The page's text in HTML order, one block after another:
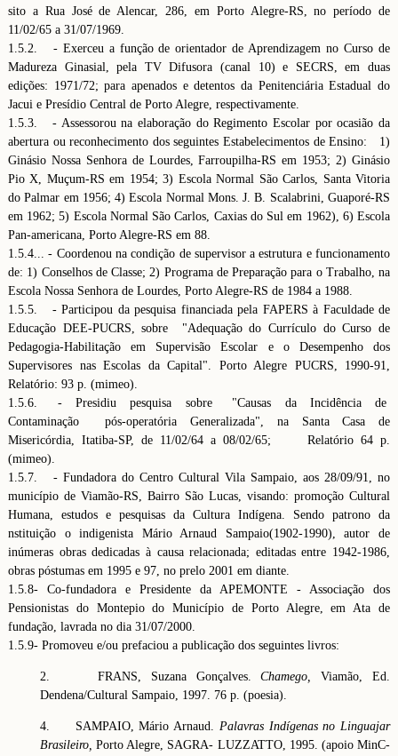
sito a Rua José de Alencar, 286, em Porto Alegre-RS, no período de
11/02/65 a 31/07/1969.
1.5.2. - Exerceu a função de orientador de Aprendizagem no Curso de
Madureza Ginasial, pela TV Difusora (canal 10) e SECRS, em duas
edições: 1971/72; para apenados e detentos da Penitenciária Estadual do
Jacui e Presídio Central de Porto Alegre, respectivamente.
1.5.3. - Assessorou na elaboração do Regimento Escolar por ocasião da
abertura ou reconhecimento dos seguintes Estabelecimentos de Ensino: 1)
Ginásio Nossa Senhora de Lourdes, Farroupilha-RS em 1953; 2) Ginásio
Pio X, Muçum-RS em 1954; 3) Escola Normal São Carlos, Santa Vitoria
do Palmar em 1956; 4) Escola Normal Mons. J. B. Scalabrini, Guaporé-RS
em 1962; 5) Escola Normal São Carlos, Caxias do Sul em 1962), 6) Escola
Pan-americana, Porto Alegre-RS em 88.
1.5.4... - Coordenou na condição de supervisor a estrutura e funcionamento
de: 1) Conselhos de Classe; 2) Programa de Preparação para o Trabalho, na
Escola Nossa Senhora de Lourdes, Porto Alegre-RS de 1984 a 1988.
1.5.5. - Participou da pesquisa financiada pela FAPERS à Faculdade de
Educação DEE-PUCRS, sobre "Adequação do Currículo do Curso de
Pedagogia-Habilitação em Supervisão Escolar e o Desempenho dos
Supervisores nas Escolas da Capital". Porto Alegre PUCRS, 1990-91,
Relatório: 93 p. (mimeo).
1.5.6. - Presidiu pesquisa sobre "Causas da Incidência de
Contaminação pós-operatória Generalizada", na Santa Casa de
Misericórdia, Itatiba-SP, de 11/02/64 a 08/02/65; Relatório 64 p.
(mimeo).
1.5.7. - Fundadora do Centro Cultural Vila Sampaio, aos 28/09/91, no
município de Viamão-RS, Bairro São Lucas, visando: promoção Cultural
Humana, estudos e pesquisas da Cultura Indígena. Sendo patrono da
nstituição o indigenista Mário Arnaud Sampaio(1902-1990), autor de
inúmeras obras dedicadas à causa relacionada; editadas entre 1942-1986,
obras póstumas em 1995 e 97, no prelo 2001 em diante.
1.5.8- Co-fundadora e Presidente da APEMONTE - Associação dos
Pensionistas do Montepio do Município de Porto Alegre, em Ata de
fundação, lavrada no dia 31/07/2000.
1.5.9- Promoveu e/ou prefaciou a publicação dos seguintes livros:
2. FRANS, Suzana Gonçalves.Chamego,Viamão, Ed.
Dendena/Cultural Sampaio, 1997. 76 p. (poesia).
4. SAMPAIO, Mário Arnaud. Palavras Indígenas no Linguajar
Brasileiro,Porto Alegre, SAGRA- LUZZATTO, 1995. (apoio MinC-